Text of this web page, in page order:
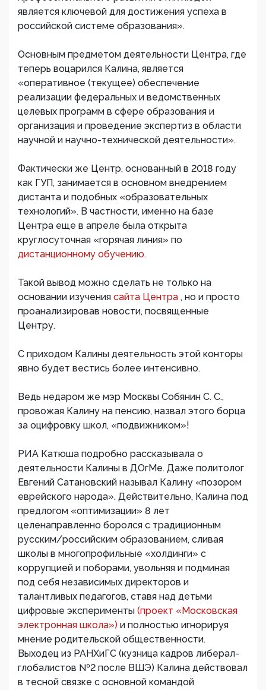
является ключевой для достижения успеха в
российской системе образования».
Основным предметом деятельности Центра, где
теперь воцарился Калина, является
«оперативное (текущее) обеспечение
реализации федеральных и ведомственных
целевых программ в сфере образования и
организация и проведение экспертиз в области
научной и научно-технической деятельности».
Фактически же Центр, основанный в 2018 году
как ГУП, занимается в основном внедрением
дистанта и подобных «образовательных
технологий». В частности, именно на базе
Центра еще в апреле была открыта
круглосуточная «горячая линия» по
дистанционному обучению.
Такой вывод можно сделать не только на
основании изучения сайта Центра , но и просто
проанализировав новости, посвященные
Центру.
С приходом Калины деятельность этой конторы
явно будет вестись более интенсивно.
Ведь недаром же мэр Москвы Собянин С. С.,
провожая Калину на пенсию, назвал этого борца
за оцифровку школ, «подвижником»!
РИА Катюша подробно рассказывала о
деятельности Калины в ДОгМе. Даже политолог
Евгений Сатановский называл Калину «позором
еврейского народа». Действительно, Калина под
предлогом «оптимизации» 8 лет
целенаправленно боролся с традиционным
русским/российским образованием, сливая
школы в многопрофильные «холдинги» с
коррупцией и поборами, увольняя и подминая
под себя независимых директоров и
талантливых педагогов, ставя над детьми
цифровые эксперименты (проект «Московская
электронная школа») и полностью игнорируя
мнение родительской общественности.
Выходец из РАНХиГС (кузница кадров либерал-
глобалистов №2 после ВШЭ) Калина действовал
в тесной связке с основной командой